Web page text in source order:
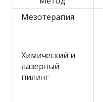
Мезотерапия
Химический и
лазерный
пилинг